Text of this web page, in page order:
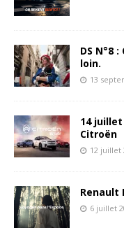
DS N°8
loin.
13
14
Citroën
12 juillet
Renault
6 juillet